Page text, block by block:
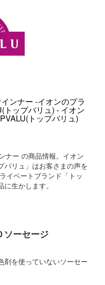
ンナー -イオンのプラ
トップバリュ) - イオン
トップバリュ)
ナー の商品情報。イオン
バリュ」はお客さまの声を
イベートブランド「トッ
生かします。
ーセージ
剤を使っていないソーセー